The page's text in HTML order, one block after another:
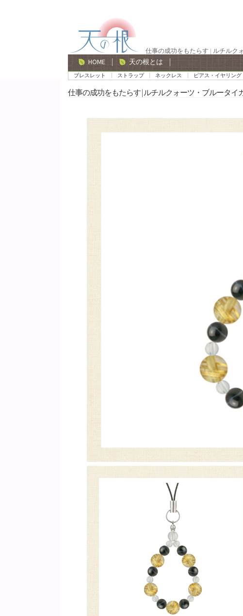
ー
シ
ョ
ン
ン
ツ
へ
ス
仕事の成功をもたらす | ルチルク
HOME 天の根とは
ブレスレット ストラップ ネックレス ピアス・イヤリング
仕事の成功をもたらす | ルチルクォーツ・ブルータ